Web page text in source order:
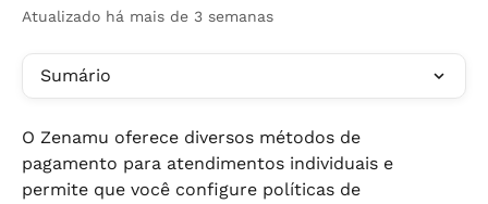
Atualizado há mais de 3 semanas
Sumário
O Zenamu oferece diversos métodos de
pagamento para atendimentos individuais e
permite que você configure políticas de